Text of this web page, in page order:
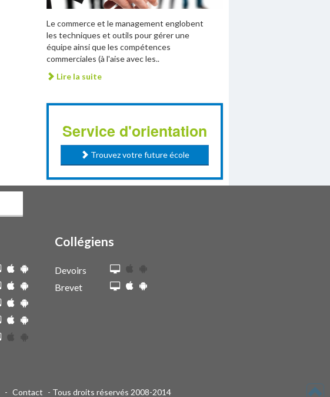
Le commerce et le management englobent
les techniques et outils pour gérer une
équipe ainsi que les compétences
commerciales (à l'aise avec les..
Lire la suite
Service d'orientation
Trouvez votre future école
Collégiens
Devoirs
Brevet
- Contact - Tous droits réservés 2008-2014